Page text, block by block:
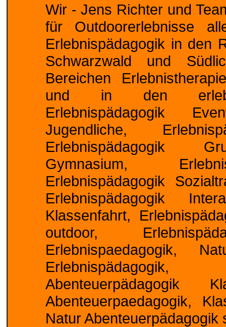
Wir - Jens Richter und
für Outdoorerlebnisse
Erlebnispädagogik in den
Schwarzwald und
Bereichen
und in den
Erlebnispädagogik
Jugendliche,
Erlebnispädagogik
Gymnasium,
Erlebnispädagogik
Erlebnispädagogik
Klassenfahrt,
outdoor,
Erlebnispaedagogik,
Abenteuerpädagogik
Abenteuerpaedagogik,
Natur